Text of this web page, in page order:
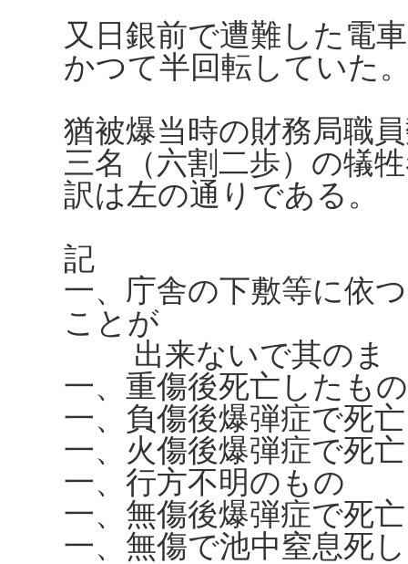
又日銀前で遭難した電
かつて半回転していた
猶被爆当時の財務局職
三名（六割二歩）の犠
訳は左の通りである。
記
一、庁舎の下敷等に依
ことが
出来ないで其のま
一、重傷後死
一、負傷後爆弾症で
一、火傷後爆弾症で
一、行方不
一、無傷後爆弾症
一、無傷で池中窒